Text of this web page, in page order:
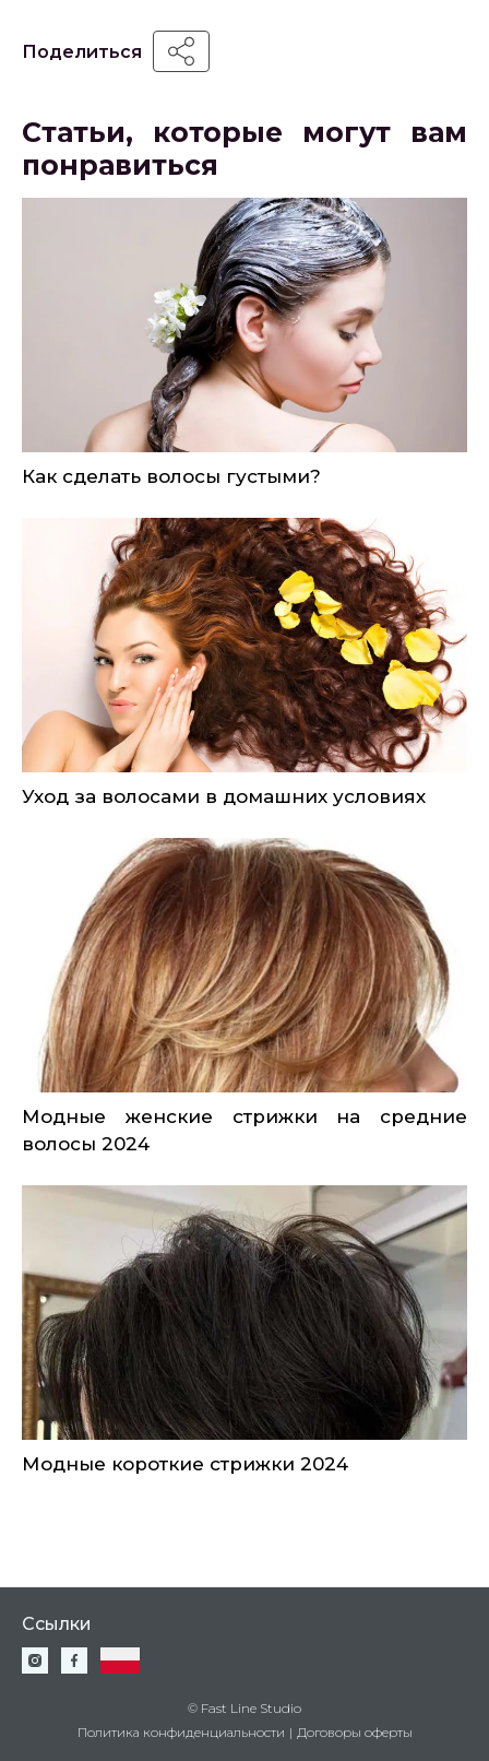
Поделиться
Статьи, которые могут вам
понравиться
Как сделать волосы густыми?
Уход за волосами в домашних условиях
Модные женские стрижки на средние
волосы 2024
Модные короткие стрижки 2024
Ссылки
© Fast Line Studio
Политика конфиденциальности | Договоры оферты